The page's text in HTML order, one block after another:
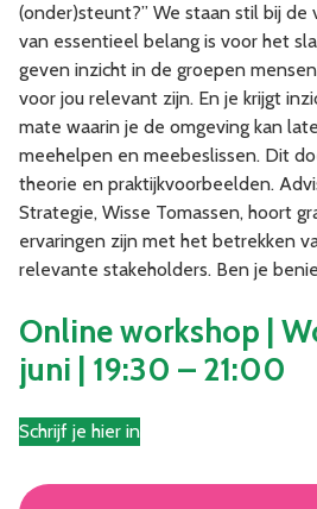
(onder)steunt?” We staan stil bij de
van essentieel belang is voor het
geven inzicht in de groepen
voor jou relevant zijn. En je krijgt
mate waarin je de omgeving kan
meehelpen en meebeslissen. Dit
theorie en praktijkvoorbeelden.
Strategie, Wisse Tomassen, hoort
ervaringen zijn met het betrekken
relevante stakeholders. Ben je
Online workshop |
juni | 19:30 – 21:00
Schrijf je hier in